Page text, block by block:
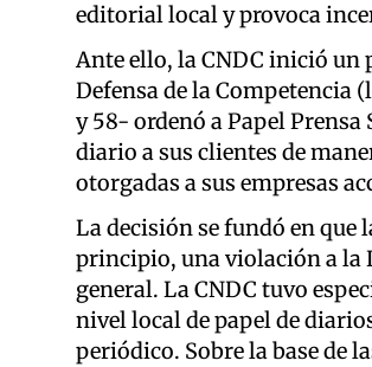
editorial local y provoca
Ante ello, la CNDC inició un
Defensa de la Competencia
y 58- ordenó a Papel
diario a sus clientes de
otorgadas a sus empresas
La decisión se fundó en que
principio, una violación a la
general. La CNDC tuvo
nivel local de papel de
periódico. Sobre la base de